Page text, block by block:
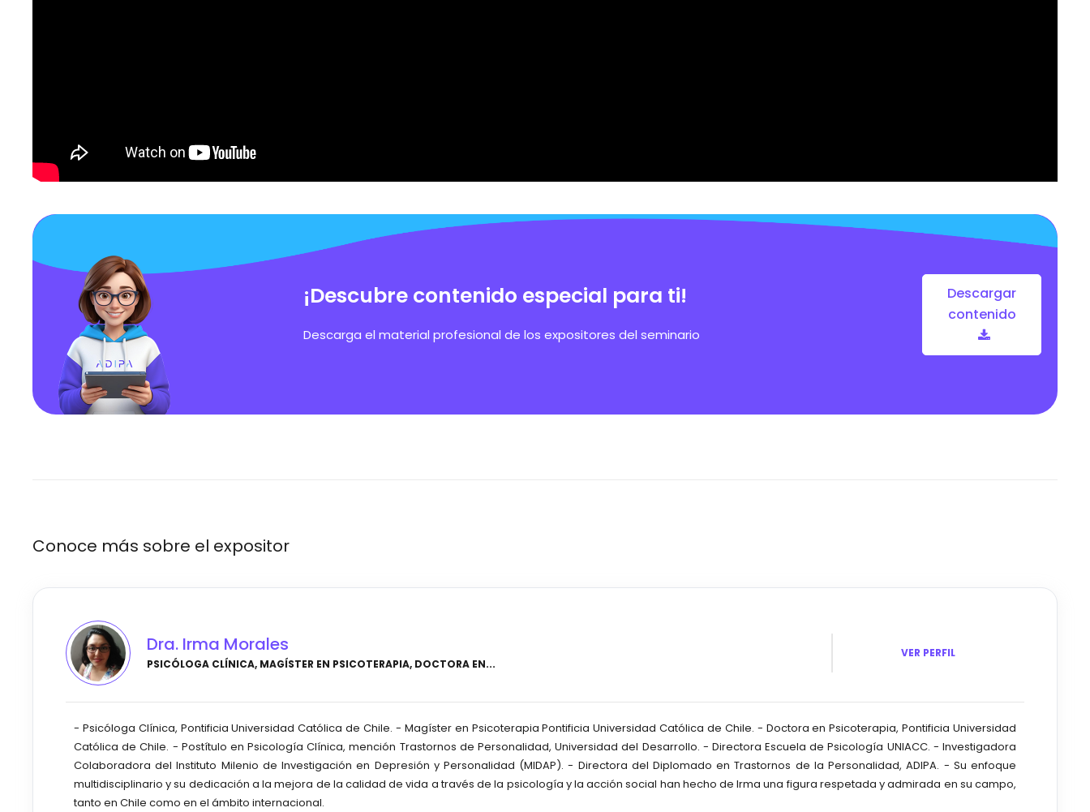
¡Descubre contenido especial para ti!
Descarga el material profesional de los expositores del seminario
Descargar
contenido
Conoce más sobre el expositor
Dra. Irma Morales
PSICÓLOGA CLÍNICA, MAGÍSTER EN PSICOTERAPIA, DOCTORA EN...
VER PERFIL
- Psicóloga Clínica, Pontificia Universidad Católica de Chile. - Magíster en Psicoterapia Pontificia Universidad Católica de Chile. - Doctora en Psicoterapia, Pontificia Universidad
Católica de Chile. - Postítulo en Psicología Clínica, mención Trastornos de Personalidad, Universidad del Desarrollo. - Directora Escuela de Psicología UNIACC. - Investigadora
Colaboradora del Instituto Milenio de Investigación en Depresión y Personalidad (MIDAP). - Directora del Diplomado en Trastornos de la Personalidad, ADIPA. - Su enfoque
multidisciplinario y su dedicación a la mejora de la calidad de vida a través de la psicología y la acción social han hecho de Irma una figura respetada y admirada en su campo,
tanto en Chile como en el ámbito internacional.